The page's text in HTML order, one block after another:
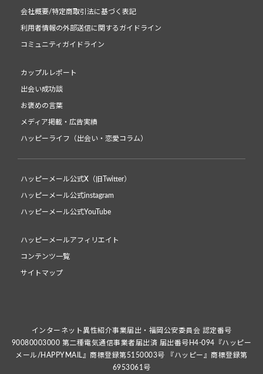
会社概要/特定商取引法に基づく表記
利用者情報の外部送信に関するガイドライン
コミュニティガイドライン
カップルレポート
出会い成功談
お褒めの言葉
メディア掲載・広告実績
ハッピーライフ（出会い・恋愛コラム）
ハッピーメール公式X（旧Twitter）
ハッピーメール公式instagram
ハッピーメール公式YouTube
ハッピーメールアフィリエイト
コンテンツ一覧
サイトマップ
インターネット異性紹介事業届出・福岡公安委員会 認定番号
90080003000 第二種電気通信事業者届出済 届出番号H4-094『ハッピー
メール/HAPPYMAIL』商標登録第5150003号 『ハッピー』商標登録第
6953061号